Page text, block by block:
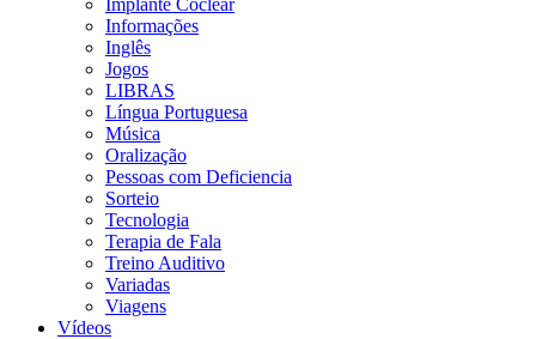
Implante Coclear
Informações
Inglês
Jogos
LIBRAS
Língua Portuguesa
Música
Oralização
Pessoas com Deficiencia
Sorteio
Tecnologia
Terapia de Fala
Treino Auditivo
Variadas
Viagens
Vídeos